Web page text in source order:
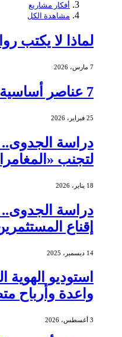
أفكار مشاريع
مشاهدة الكل
لماذا لا يكتب
7 مارس، 2026
7 عناصر أساسية في دراسة الجدوى
25 فبراير، 2026
دراسة الجدوى..
لتجنب
18 يناير، 2026
دراسة الجدوى..
إقناع
14 ديسمبر، 2025
استوديو
واعدة وأرباح
3 أغسطس، 2026